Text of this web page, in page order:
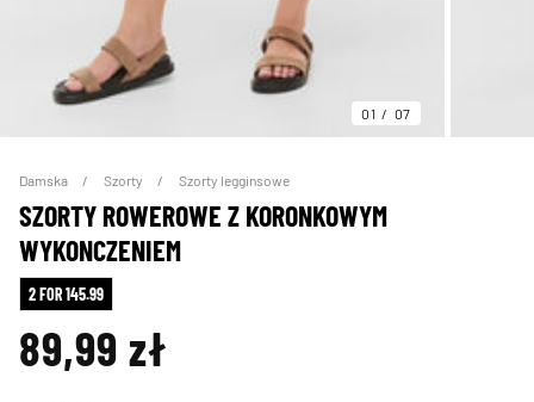
01 07
Damska Szorty Szorty legginsowe
SZORTY ROWEROWE Z KORONKOWYM
WYKONCZENIEM
2 FOR 145.99
89,99 zł